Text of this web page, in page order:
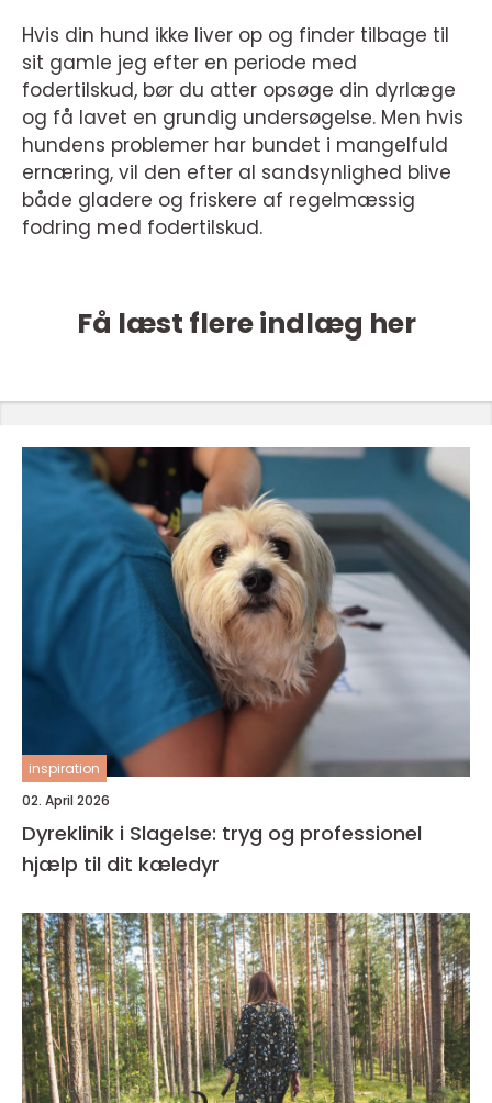
Hvis din hund ikke liver op og finder tilbage til
sit gamle jeg efter en periode med
fodertilskud, bør du atter opsøge din dyrlæge
og få lavet en grundig undersøgelse. Men hvis
hundens problemer har bundet i mangelfuld
ernæring, vil den efter al sandsynlighed blive
både gladere og friskere af regelmæssig
fodring med fodertilskud.
Få læst flere indlæg her
inspiration
02. April 2026
Dyreklinik i Slagelse: tryg og professionel
hjælp til dit kæledyr